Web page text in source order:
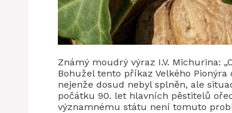
Známý moudrý výraz I.V. Michurina:
Bohužel tento příkaz Velkého
nejenže dosud nebyl splněn, ale
počátku 90. let hlavních pěstitelů
významnému státu není tomuto